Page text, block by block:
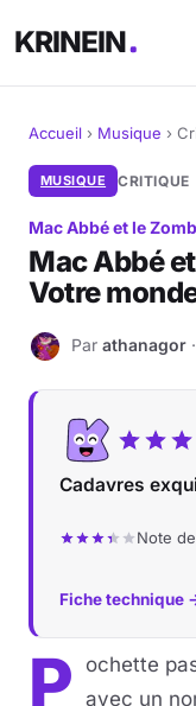
KRINEIN
Cinéma
Séries
Manga
BD
Livres
Jeux vidéo
Sortir
Sciences & Tech
Accueil › Musique ›
MUSIQUE CRITIQUE
Mac Abbé et le
Mac Abbé
Votre
A Par athanagor
Cadavres
Note
Fiche technique
P
ochette
avec un